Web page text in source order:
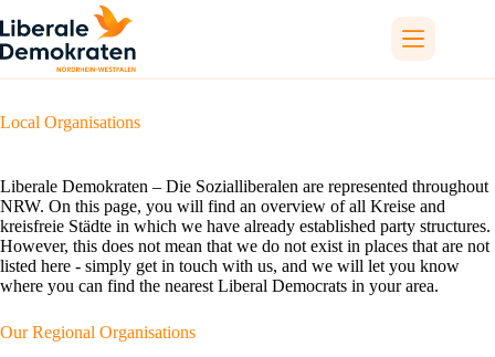
to
content
Local Organisations
Liberale Demokraten – Die Sozialliberalen are represented throughout
NRW. On this page, you will find an overview of all Kreise and
kreisfreie Städte in which we have already established party structures.
However, this does not mean that we do not exist in places that are not
listed here - simply get in touch with us, and we will let you know
where you can find the nearest Liberal Democrats in your area.
Our Regional Organisations